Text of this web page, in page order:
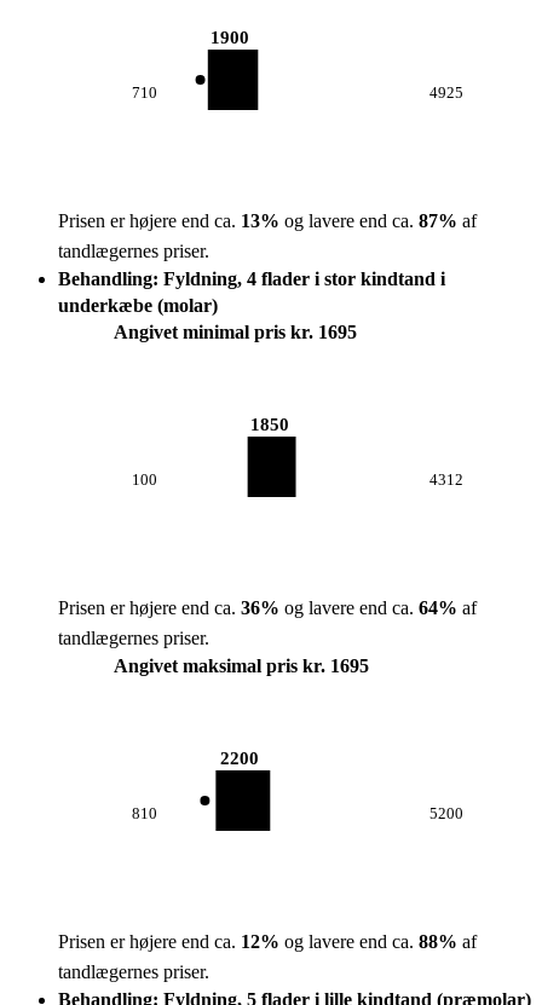
710
1900
4925
Prisen er højere end ca. 13% og lavere end ca. 87% af
tandlægernes priser.
Behandling: Fyldning, 4 flader i stor kindtand i
underkæbe (molar)
Angivet minimal pris kr. 1695
100
1850
4312
Prisen er højere end ca. 36% og lavere end ca. 64% af
tandlægernes priser.
Angivet maksimal pris kr. 1695
810
2200
5200
Prisen er højere end ca. 12% og lavere end ca. 88% af
tandlægernes priser.
Behandling: Fyldning, 5 flader i lille kindtand (præmolar)